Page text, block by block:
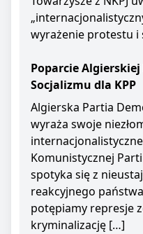
wyrażenie protestu
Poparcie
Socjalizmu dla KPP
Algierska Partia
wyraża swoje
Komunistycznej
spotyka się z
reakcyjnego
potępiamy represje
kryminalizację […]